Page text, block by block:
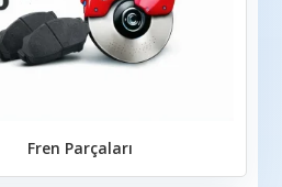
Fren Parçaları